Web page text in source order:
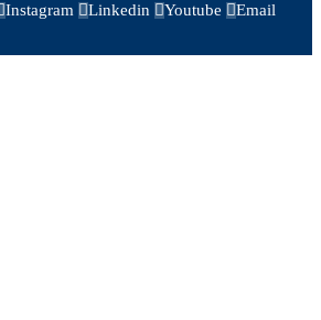
Instagram Linkedin Youtube Email